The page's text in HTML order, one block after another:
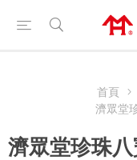
首頁
濟眾堂
濟眾堂珍珠